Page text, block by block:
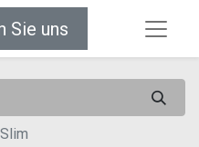
Sie uns